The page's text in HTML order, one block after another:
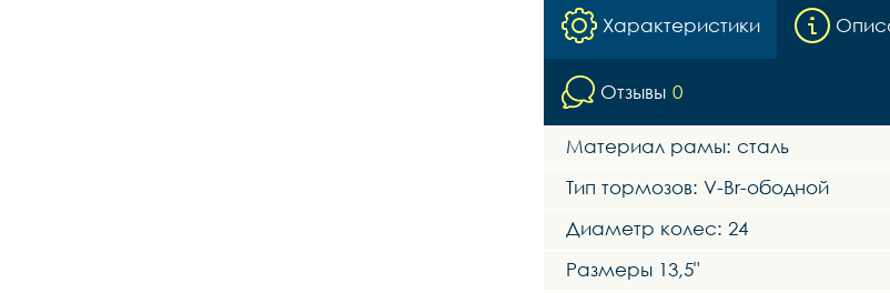
Характеристики
Отзывы 0
Материал рамы: сталь
Тип тормозов: V-Br-ободной
Диаметр колес: 24
Размеры 13,5"